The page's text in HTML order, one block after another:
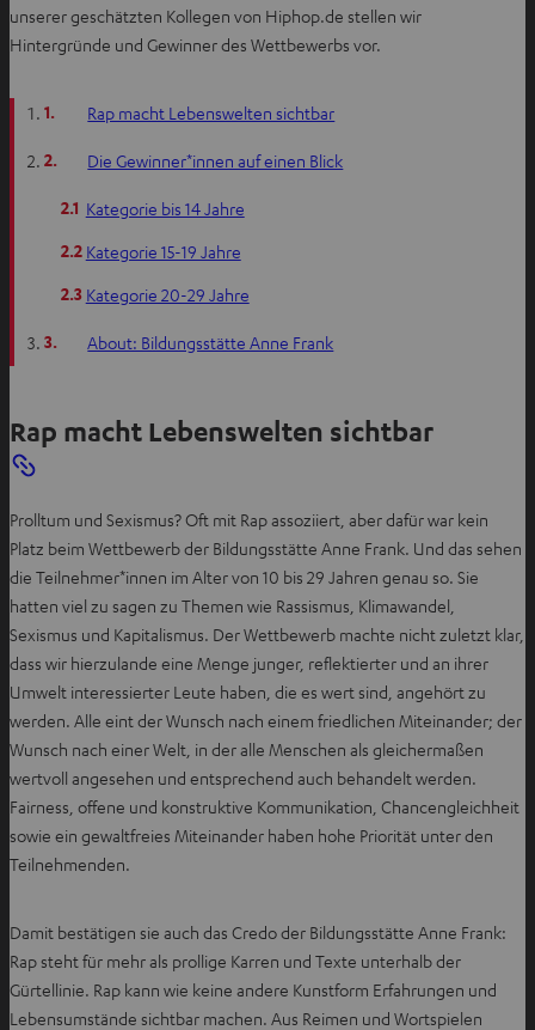
unserer geschätzten Kollegen von Hiphop.de stellen wir
Hintergründe und Gewinner des Wettbewerbs vor.
1. Rap macht Lebenswelten sichtbar
2. Die Gewinner*innen auf einen Blick
2.1 Kategorie bis 14 Jahre
2.2 Kategorie 15-19 Jahre
2.3 Kategorie 20-29 Jahre
3. About: Bildungsstätte Anne Frank
Rap macht Lebenswelten sichtbar
Prolltum und Sexismus? Oft mit Rap assoziiert, aber dafür war kein
Platz beim Wettbewerb der Bildungsstätte Anne Frank. Und das sehen
die Teilnehmer*innen im Alter von 10 bis 29 Jahren genau so. Sie
hatten viel zu sagen zu Themen wie Rassismus, Klimawandel,
Sexismus und Kapitalismus. Der Wettbewerb machte nicht zuletzt klar,
dass wir hierzulande eine Menge junger, reflektierter und an ihrer
Umwelt interessierter Leute haben, die es wert sind, angehört zu
werden. Alle eint der Wunsch nach einem friedlichen Miteinander; der
Wunsch nach einer Welt, in der alle Menschen als gleichermaßen
wertvoll angesehen und entsprechend auch behandelt werden.
Fairness, offene und konstruktive Kommunikation, Chancengleichheit
sowie ein gewaltfreies Miteinander haben hohe Priorität unter den
Teilnehmenden.
Damit bestätigen sie auch das Credo der Bildungsstätte Anne Frank:
Rap steht für mehr als prollige Karren und Texte unterhalb der
Gürtellinie. Rap kann wie keine andere Kunstform Erfahrungen und
Lebensumstände sichtbar machen. Aus Reimen und Wortspielen